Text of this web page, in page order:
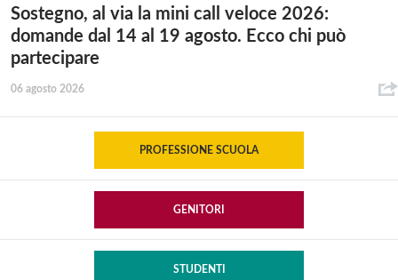
Sostegno, al via la mini call veloce 2026:
domande dal 14 al 19 agosto. Ecco chi può
partecipare
06 agosto 2026
PROFESSIONE SCUOLA
GENITORI
STUDENTI